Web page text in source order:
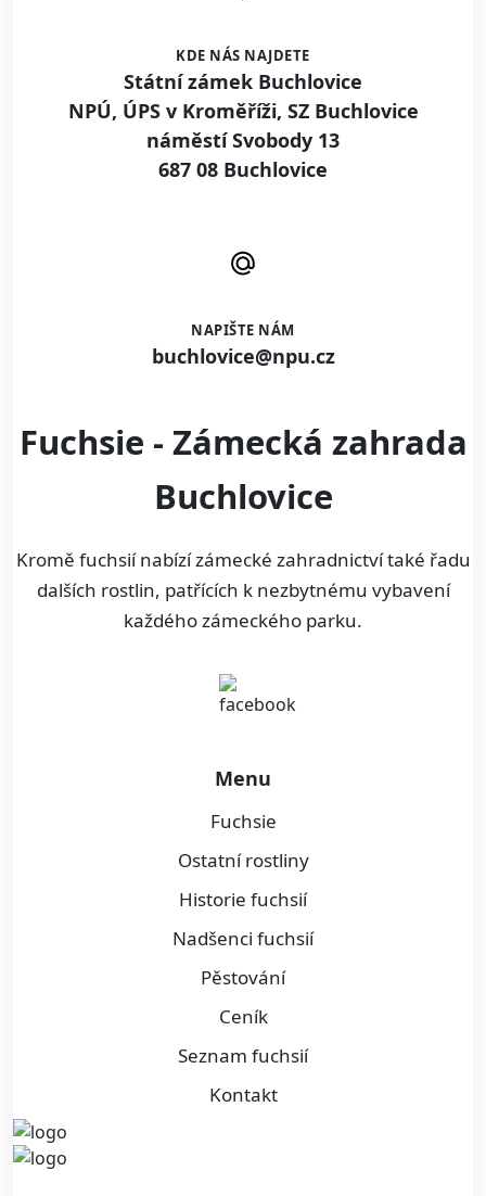
KDE NÁS NAJDETE
Státní zámek Buchlovice
NPÚ, ÚPS v Kroměříži, SZ Buchlovice
náměstí Svobody 13
687 08 Buchlovice
NAPIŠTE NÁM
buchlovice@npu.cz
Fuchsie - Zámecká zahrada
Buchlovice
Kromě fuchsií nabízí zámecké zahradnictví také řadu
dalších rostlin, patřících k nezbytnému vybavení
každého zámeckého parku.
Menu
Fuchsie
Ostatní rostliny
Historie fuchsií
Nadšenci fuchsií
Pěstování
Ceník
Seznam fuchsií
Kontakt